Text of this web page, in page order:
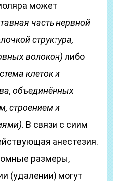
может
часть нервной
структура,
волокон) либо
клеток и
объединённых
строением и
. В связи с сиим
анестезия.
размеры,
(удалении) могут